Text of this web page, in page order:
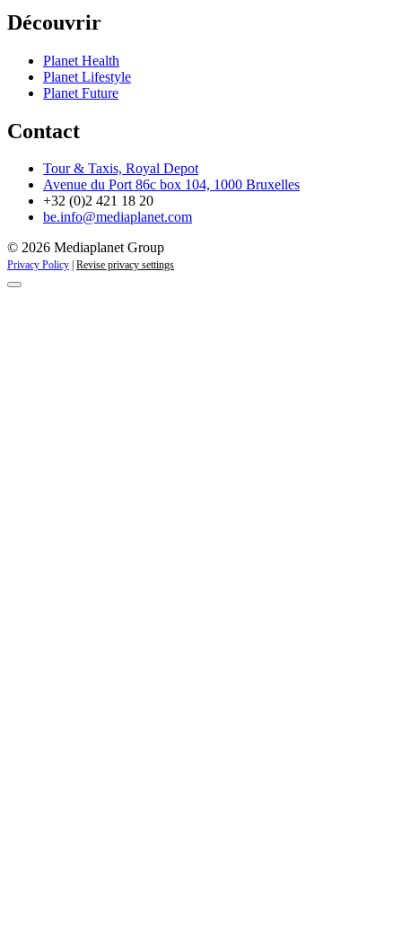
Découvrir
Planet Health
Planet Lifestyle
Planet Future
Contact
Tour & Taxis, Royal Depot
Avenue du Port 86c box 104, 1000 Bruxelles
+32 (0)2 421 18 20
be.info@mediaplanet.com
© 2026 Mediaplanet Group
Privacy Policy Revise privacy settings